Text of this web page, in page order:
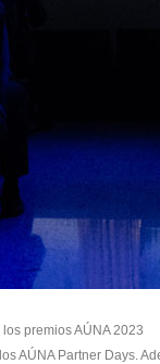
premios AÚNA 2023
AÚNA Partner Days.